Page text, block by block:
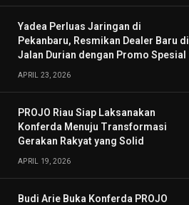
Yadea Perluas Jaringan di
Pekanbaru, Resmikan Dealer Baru di
Jalan Durian dengan Promo Spesial
APRIL 23, 2026
PROJO Riau Siap Laksanakan
Konferda Menuju Transformasi
Gerakan Rakyat yang Solid
APRIL 19, 2026
Budi Arie Buka Konferda PROJO